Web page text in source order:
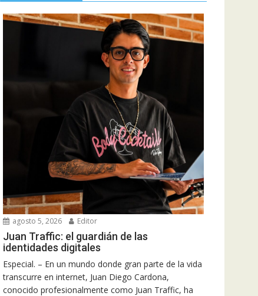
agosto 5, 2026 Editor
Juan Traffic: el guardián de las
identidades digitales
Especial. – En un mundo donde gran parte de la vida
transcurre en internet, Juan Diego Cardona,
conocido profesionalmente como Juan Traffic, ha